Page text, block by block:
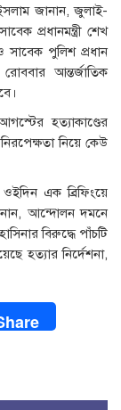
জানান, জুলাই-
প্রধানমন্ত্রী শেখ
ও সাবেক পুলিশ প্রধান
আন্তর্জাতিক
হত্যাকাণ্ডের
নিয়ে কেউ
এক ব্রিফিংয়ে
আন্দোলন দমনে
বিরুদ্ধে পাঁচটি
হত্যার নির্দেশনা,